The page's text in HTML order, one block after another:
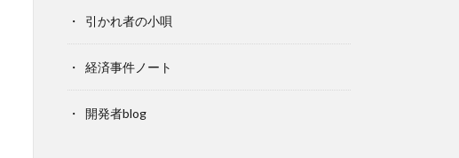
引かれ者の小唄
経済事件ノート
開発者blog